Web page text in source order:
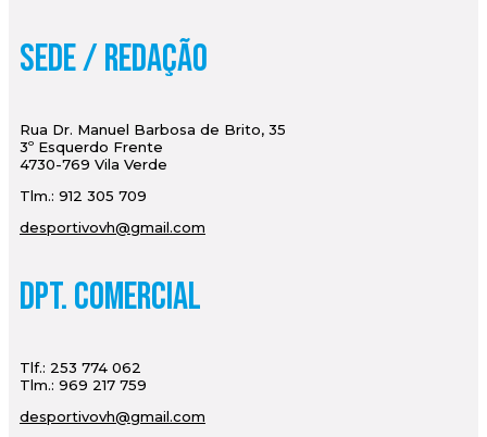
Sede / Redação
Rua Dr. Manuel Barbosa de Brito, 35
3º Esquerdo Frente
4730-769 Vila Verde
Tlm.: 912 305 709
desportivovh@gmail.com
Dpt. Comercial
Tlf.: 253 774 062
Tlm.: 969 217 759
desportivovh@gmail.com